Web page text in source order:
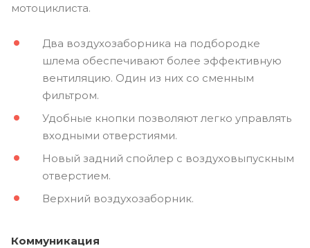
мотоциклиста.
Два воздухозаборника на подбородке
шлема обеспечивают более эффективную
вентиляцию. Один из них со сменным
фильтром.
Удобные кнопки позволяют легко управлять
входными отверстиями.
Новый задний спойлер с воздуховыпускным
отверстием.
Верхний воздухозаборник.
Коммуникация